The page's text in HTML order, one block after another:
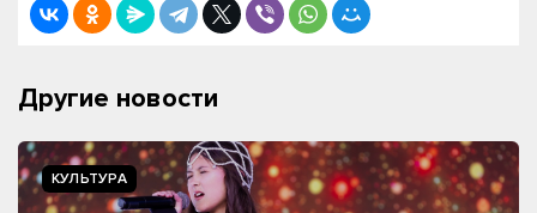
Другие новости
КУЛЬТУРА